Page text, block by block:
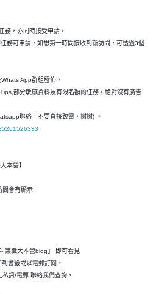
務，亦同時接受申請，
務可申請，如想第一時間接收到新訪問，可透過3個
App群組發佈，
部分敏感資料及有限名額的任務，絶對沒有廣告
聯絡，不要直接致電，謝謝) 。
大本營】
問會有顯示
兼職大本營blog」 即可看見
書籤或以電郵訂閱。
訊/電郵 聯絡我們查詢，